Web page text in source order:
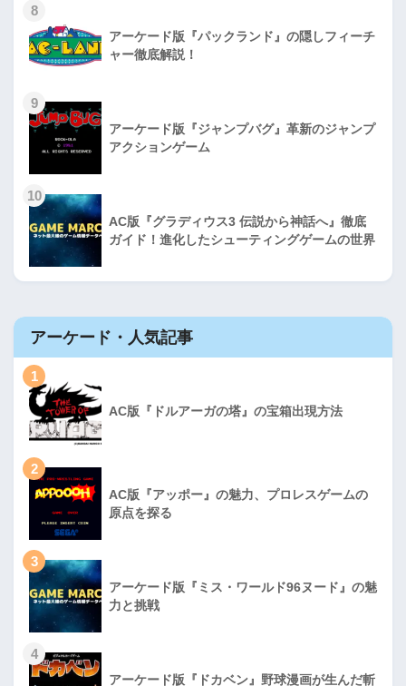
8
アーケード版『パックランド』の隠しフィーチ
ャー徹底解説！
9
アーケード版『ジャンプバグ』革新のジャンプ
アクションゲーム
10
AC版『グラディウス3 伝説から神話へ』徹底
ガイド！進化したシューティングゲームの世界
アーケード・人気記事
1
AC版『ドルアーガの塔』の宝箱出現方法
2
AC版『アッポー』の魅力、プロレスゲームの
原点を探る
3
アーケード版『ミス・ワールド96ヌード』の魅
力と挑戦
4
アーケード版『ドカベン』野球漫画が生んだ斬